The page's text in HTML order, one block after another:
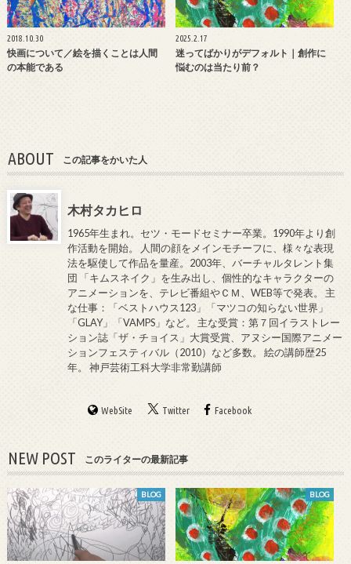
2018.10.30
快画について／絵を描くことは人間
の本能である
2025.2.17
迷ってばかりがデフォルト｜創作に
悩むのは当たり前？
ABOUT この記事をかいた人
木村タカヒロ
1965年生まれ。セツ・モードセミナー卒業。1990年より創
作活動を開始。 人間の顔をメインモチーフに、様々な表現
法を駆使して作品を量産。2003年、バーチャルタレント集
団 「キムスネイク」を生み出し、個性的なキャラクターの
アニメーションを、テレビ番組やＣＭ、WEB等で発表。 主
な仕事：「ベストハウス123」「マツコの知らない世界」
「GLAY」「VAMPS」など。 主な受賞：第７回イラストレー
ション誌「ザ・チョイス」大賞受賞、アヌシー国際アニメー
ションフェスティバル（2010）など多数。 絵の講師歴25
年。 神戸芸術工科大学非常勤講師
WebSite Twitter Facebook
NEW POST このライターの最新記事
BLOG BLOG